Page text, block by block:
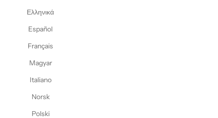
Ελληνικά
Español
Français
Magyar
Italiano
Norsk
Polski